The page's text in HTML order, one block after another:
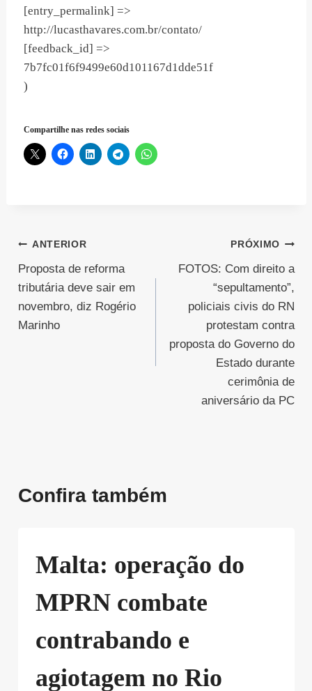
[entry_permalink] =>
http://lucasthavares.com.br/contato/
[feedback_id] =>
7b7fc01f6f9499e60d101167d1dde51f
)
Compartilhe nas redes sociais
Navegação
de
Post
ANTERIOR
Proposta de reforma
tributária deve sair em
novembro, diz Rogério
Marinho
PRÓXIMO
FOTOS: Com direito a
“sepultamento”,
policiais civis do RN
protestam contra
proposta do Governo do
Estado durante
cerimônia de
aniversário da PC
Confira também
Malta: operação do
MPRN combate
contrabando e
agiotagem no Rio